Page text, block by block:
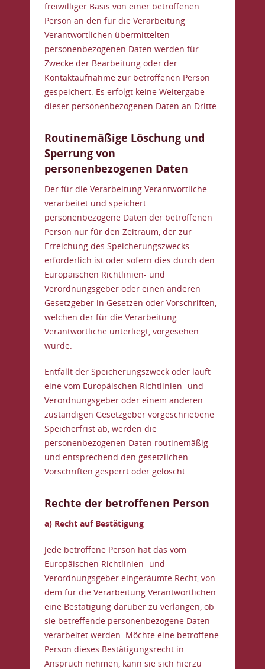
freiwilliger Basis von einer betroffenen
Person an den für die Verarbeitung
Verantwortlichen übermittelten
personenbezogenen Daten werden für
Zwecke der Bearbeitung oder der
Kontaktaufnahme zur betroffenen Person
gespeichert. Es erfolgt keine Weitergabe
dieser personenbezogenen Daten an Dritte.
Routinemäßige Löschung und
Sperrung von
personenbezogenen Daten
Der für die Verarbeitung Verantwortliche
verarbeitet und speichert
personenbezogene Daten der betroffenen
Person nur für den Zeitraum, der zur
Erreichung des Speicherungszwecks
erforderlich ist oder sofern dies durch den
Europäischen Richtlinien- und
Verordnungsgeber oder einen anderen
Gesetzgeber in Gesetzen oder Vorschriften,
welchen der für die Verarbeitung
Verantwortliche unterliegt, vorgesehen
wurde.
Entfällt der Speicherungszweck oder läuft
eine vom Europäischen Richtlinien- und
Verordnungsgeber oder einem anderen
zuständigen Gesetzgeber vorgeschriebene
Speicherfrist ab, werden die
personenbezogenen Daten routinemäßig
und entsprechend den gesetzlichen
Vorschriften gesperrt oder gelöscht.
Rechte der betroffenen Person
a) Recht auf Bestätigung
Jede betroffene Person hat das vom
Europäischen Richtlinien- und
Verordnungsgeber eingeräumte Recht, von
dem für die Verarbeitung Verantwortlichen
eine Bestätigung darüber zu verlangen, ob
sie betreffende personenbezogene Daten
verarbeitet werden. Möchte eine betroffene
Person dieses Bestätigungsrecht in
Anspruch nehmen, kann sie sich hierzu